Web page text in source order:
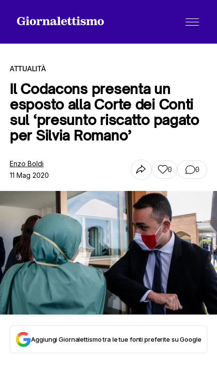
Tutti gli articoli
Chi siamo
Contatti
ATTUALITÀ
Il Codacons presenta un
esposto alla Corte dei Conti
sul ‘presunto riscatto pagato
per Silvia Romano’
Enzo Boldi
11 Mag 2020
0 0
Aggiungi Giornalettismo tra le tue fonti preferite su Google